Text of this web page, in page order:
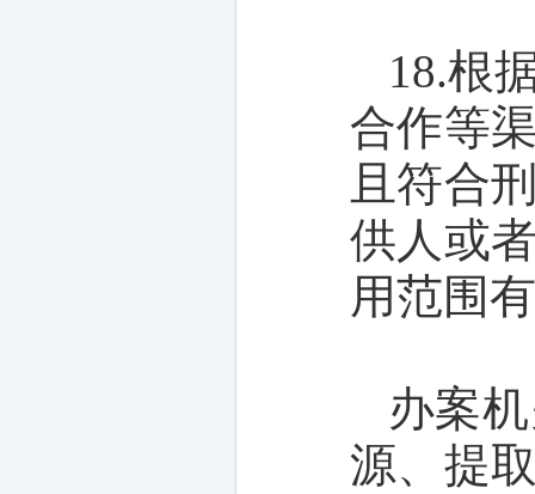
18.根
合作等
且符合
供人或
用范围
办案
源、提